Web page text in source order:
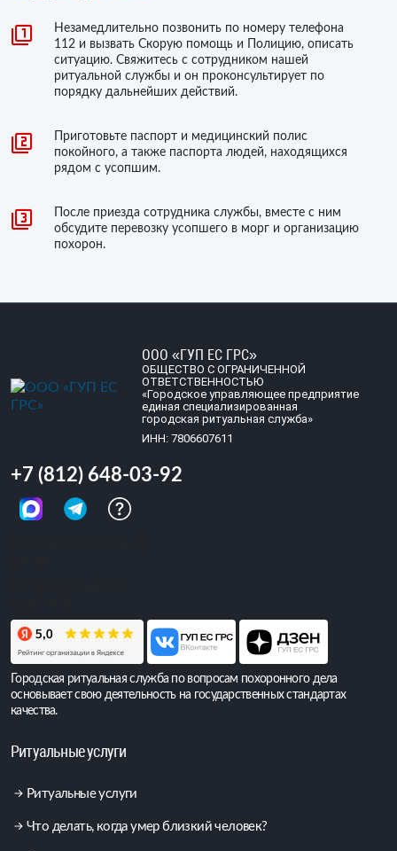
Незамедлительно позвонить по номеру телефона
112 и вызвать Скорую помощь и Полицию, описать
ситуацию. Свяжитесь с сотрудником нашей
ритуальной службы и он проконсультирует по
порядку дальнейших действий.
Приготовьте паспорт и медицинский полис
покойного, а также паспорта людей, находящихся
рядом с усопшим.
После приезда сотрудника службы, вместе с ним
обсудите перевозку усопшего в морг и организацию
похорон.
ООО «ГУП ЕС ГРС»
ОБЩЕСТВО С ОГРАНИЧЕННОЙ
ОТВЕТСТВЕННОСТЬЮ
«Городское управляющее предприятие
единая специализированная
городская ритуальная служба»
ИНН: 7806607611
+7 (812) 648-03-92
Городская ритуальная служба по вопросам похоронного дела
основывает свою деятельность на государственных стандартах
качества.
Ритуальные услуги
Ритуальные услуги
Что делать, когда умер близкий человек?